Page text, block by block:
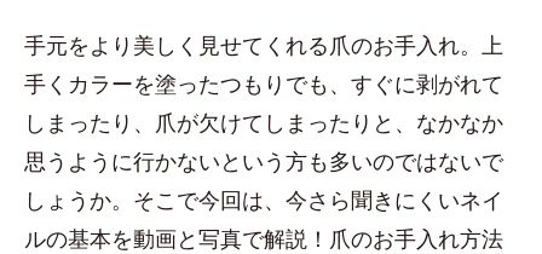
手元をより美しく見せてくれる爪のお手入れ。上
手くカラーを塗ったつもりでも、すぐに剥がれて
しまったり、爪が欠けてしまったりと、なかなか
思うように行かないという方も多いのではないで
しょうか。そこで今回は、今さら聞きにくいネイ
ルの基本を動画と写真で解説！爪のお手入れ方法